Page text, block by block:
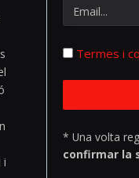
i
Termes i
* Una volta
confirmar la